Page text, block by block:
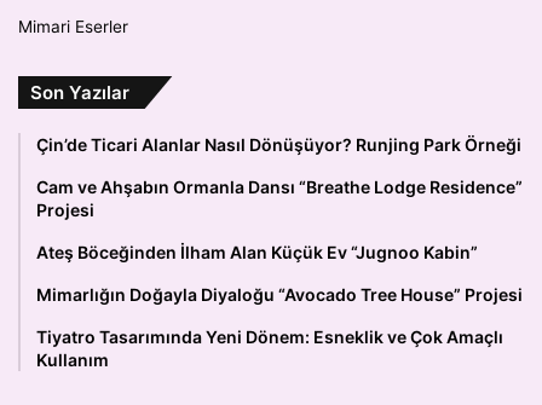
Mimari Eserler
Son Yazılar
Çin’de Ticari Alanlar Nasıl Dönüşüyor? Runjing Park Örneği
Cam ve Ahşabın Ormanla Dansı “Breathe Lodge Residence”
Projesi
Ateş Böceğinden İlham Alan Küçük Ev “Jugnoo Kabin”
Mimarlığın Doğayla Diyaloğu “Avocado Tree House” Projesi
Tiyatro Tasarımında Yeni Dönem: Esneklik ve Çok Amaçlı
Kullanım